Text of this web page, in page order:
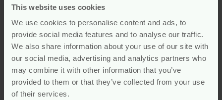
This website uses cookies
We use cookies to personalise content and ads, to
provide social media features and to analyse our traffic.
We also share information about your use of our site with
our social media, advertising and analytics partners who
may combine it with other information that you’ve
provided to them or that they’ve collected from your use
of their services.
kind
Geef je kindje een gezonde start met onze
natuurlijke
vitamines
, speciaal samengesteld voor baby’s en
kinderen. Deze supplementen bevatten zorgvuldig
geselecteerde, pure ingrediënten zonder kunstmatige
toevoegingen zoals synthetische kleur-, geur- en
smaakstoffen. Of het nu gaat om
omega-3